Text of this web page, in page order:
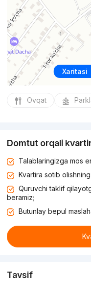
Xaritasi
Ovqat
Domtut orqali
Talablaringizga mos
Kvartira sotib
Quruvchi taklif
beramiz;
Butunlay bepul
Tavsif